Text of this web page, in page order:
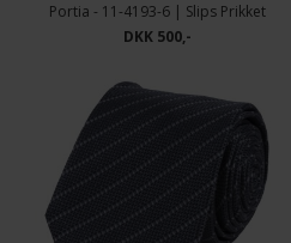
Portia - 11-4193-6 | Slips Prikket
DKK 500,-